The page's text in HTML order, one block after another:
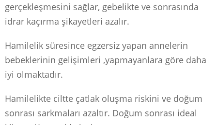
gerçekleşmesini sağlar, gebelikte ve sonrasında
idrar kaçırma şikayetleri azalır.
Hamilelik süresince egzersiz yapan annelerin
bebeklerinin gelişimleri ,yapmayanlara göre daha
iyi olmaktadır.
Hamilelikte ciltte çatlak oluşma riskini ve doğum
sonrası sarkmaları azaltır. Doğum sonrası ideal